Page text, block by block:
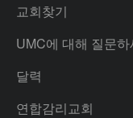
교회찾기
UMC에 대해 질문하
달력
연합감리교회